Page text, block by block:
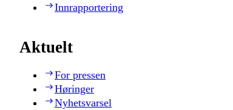
Innrapportering
Aktuelt
For pressen
Høringer
Nyhetsvarsel